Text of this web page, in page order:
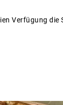
Verfügung die